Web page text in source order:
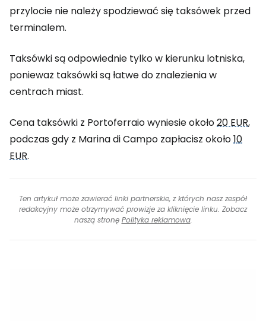
przylocie nie należy spodziewać się taksówek przed
terminalem.
Taksówki są odpowiednie tylko w kierunku lotniska,
ponieważ taksówki są łatwe do znalezienia w
centrach miast.
Cena taksówki z Portoferraio wyniesie około20 EUR,
podczas gdy z Marina di Campo zapłacisz około10
EUR.
Ten artykuł może zawierać linki partnerskie, z których nasz zespół
redakcyjny może otrzymywać prowizje za kliknięcie linku. Zobacz
naszą stronę Polityka reklamowa.